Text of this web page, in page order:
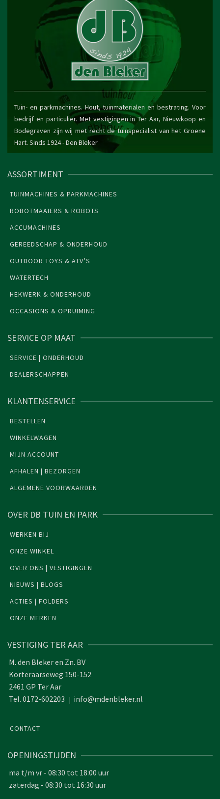
Tuin- en parkmachines. Hout, tuinmaterialen en bestrating. Voor
bedrijf en particulier. Met vestigingen in Ter Aar, Nieuwkoop en
Bodegraven zijn wij met recht de tuinspecialist van het Groene
Hart. Sinds 1924 -Den Bleker
ASSORTIMENT
TUINMACHINES & PARKMACHINES
ROBOTMAAIERS & ROBOTS
ACCUMACHINES
GEREEDSCHAP & ONDERHOUD
OUTDOOR TOYS & ATV’S
WATERTECH
HEKWERK & ONDERHOUD
OCCASIONS & OPRUIMING
SERVICE OP MAAT
SERVICE | ONDERHOUD
DEALERSCHAPPEN
KLANTENSERVICE
BESTELLEN
WINKELWAGEN
MIJN ACCOUNT
AFHALEN | BEZORGEN
ALGEMENE VOORWAARDEN
OVER DB TUIN EN PARK
WERKEN BIJ
ONZE WINKEL
OVER ONS | VESTIGINGEN
NIEUWS | BLOGS
ACTIES | FOLDERS
ONZE MERKEN
VESTIGING TER AAR
M. den Bleker en Zn. BV
Korteraarseweg 150-152
2461 GP Ter Aar
Tel. 0172-602203 | info@mdenbleker.nl
CONTACT
OPENINGSTIJDEN
ma t/m vr - 08:30 tot 18:00 uur
zaterdag - 08:30 tot 16:30 uur